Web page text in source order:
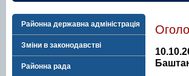
Районна державна адміністрація
Зміни в законодавстві
Районна рада